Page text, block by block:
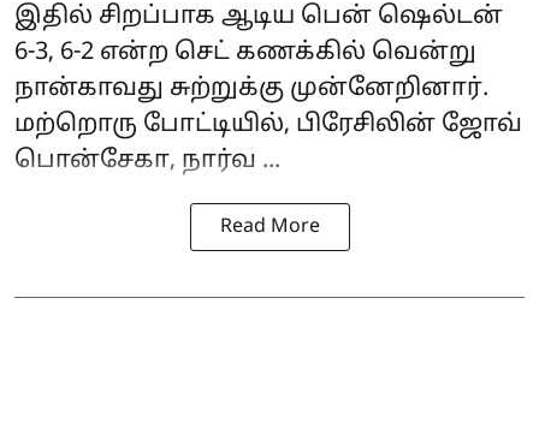
இதில் சிறப்பாக ஆடிய பென் ஷெல்டன்
6-3, 6-2 என்ற செட் கணக்கில் வென்று
நான்காவது சுற்றுக்கு முன்னேறினார்.
மற்றொரு போட்டியில், பிரேசிலின் ஜோவ்
பொன்சேகா, நார்வ ...
Read More